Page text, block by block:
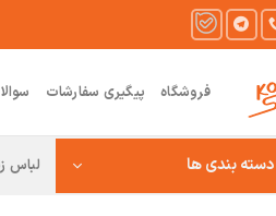
فروشگاه پیگیری سفارشات
دسته بندی ها لباس